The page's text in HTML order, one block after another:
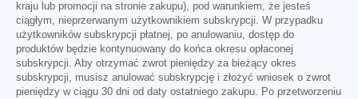
kraju lub promocji na stronie zakupu), pod warunkiem, że jesteś
ciągłym, nieprzerwanym użytkownikiem subskrypcji. W przypadku
użytkowników subskrypcji płatnej, po anulowaniu, dostęp do
produktów będzie kontynuowany do końca okresu opłaconej
subskrypcji. Aby otrzymać zwrot pieniędzy za bieżący okres
subskrypcji, musisz anulować subskrypcję i złożyć wniosek o zwrot
pieniędzy w ciągu 30 dni od daty ostatniego zakupu. Po przetworzeniu